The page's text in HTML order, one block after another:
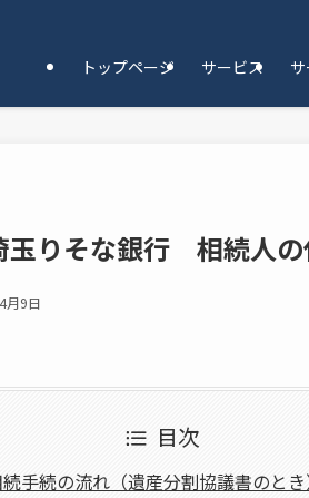
トップページ サービス
りそな銀行 相続人の
月9日
目次
手続の流れ（遺産分割協議書のとき